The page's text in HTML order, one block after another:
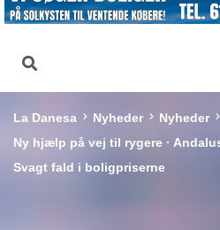
La Danesa Nyheder
Nyheder
Ny hjælp på vej til rygere ·
Svagt fald i boligpriserne